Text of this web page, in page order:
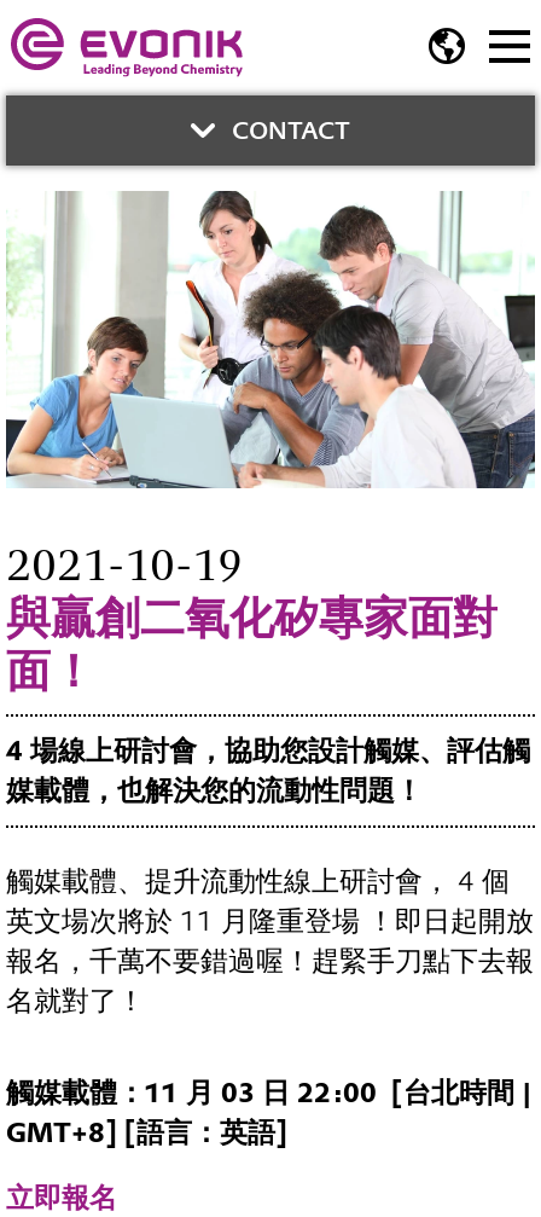
CONTACT
王韋翔
全球市場營銷主管
氣相法氧化物
Phone:
02-2175 5276
Fax:02-2717 2106
2021-10-19
與贏創二氧化矽專家面對
面！
4 場線上研討會，協助您設計觸媒、評估觸
媒載體，也解決您的流動性問題！
觸媒載體、提升流動性線上研討會， 4 個
英文場次將於 11 月隆重登場 ！即日起開放
報名，千萬不要錯過喔！趕緊手刀點下去報
名就對了！
觸媒載體：11 月 03 日 22:00 [台北時間 |
GMT+8] [語言：英語]
立即報名